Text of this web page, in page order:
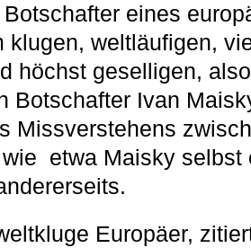
eines
klugen, weltläufigen,
höchst geselligen,
Botschafter Ivan
Missverstehens
etwa Maisky selbst
Europäer,